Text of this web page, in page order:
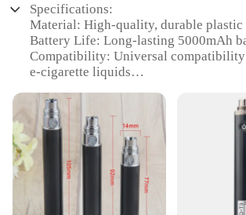
Specifications:
Material: High-quality, durable plastic
Battery Life: Long-lasting 5000mAh
Compatibility: Universal
e-cigarette liquids
handling
Performance: Reliable, consistent
Capacity: Generous 5000 puffs per
Features:
**Unmatched Performance and
The vapes puff 5000 is a game-